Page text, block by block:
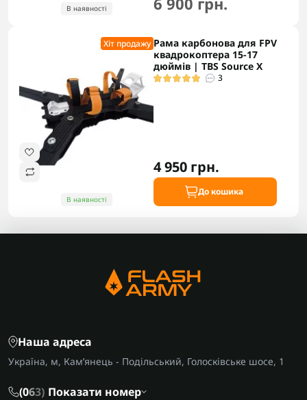
В наявності
Хіт продажу
В наявності
Рама карбонова для FPV
квадрокоптера 15-17
дюймів | TBS Source X
3
4 950 грн.
До кошика
Наша адреса
Україна, м, Кам’янець - Подільський, Голосківське шосе, 1
(063) Показати номер